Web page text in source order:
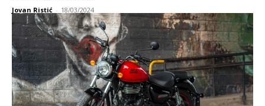
Jovan Ristić - 18/03/2024